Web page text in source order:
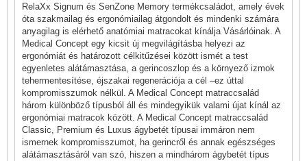
RelaXx Signum és SenZone Memory termékcsaládot, amely évek
óta szakmailag és ergonómiailag átgondolt és mindenki számára
anyagilag is elérhető anatómiai matracokat kínálja Vásárlóinak. A
Medical Concept egy kicsit új megvilágításba helyezi az
ergonómiát és határozott célkitűzései között ismét a test
egyenletes alátámasztása, a gerincoszlop és a környező izmok
tehermentesítése, éjszakai regenerációja a cél –ez úttal
kompromisszumok nélkül. A Medical Concept matraccsalád
három különböző típusból áll és mindegyikük valami újat kínál az
ergonómiai matracok között. A Medical Concept matraccsalád
Classic, Premium és Luxus ágybetét típusai immáron nem
ismernek kompromisszumot, ha gerincről és annak egészséges
alátámasztásáról van szó, hiszen a mindhárom ágybetét típus